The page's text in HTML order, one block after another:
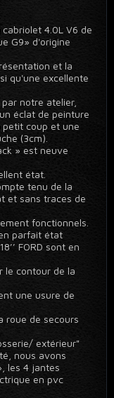
4.0L V6 de
G9» d'origine
et la
qu'une excellente
notre atelier,
éclat de peinture
petit coup et une
(3cm).
» est neuve
état.
tenu de la
et sans traces de
fonctionnels.
parfait état
FORD sont en
le contour de la
une usure de
roue de secours
extérieur"
nous avons
les 4 jantes
en pvc